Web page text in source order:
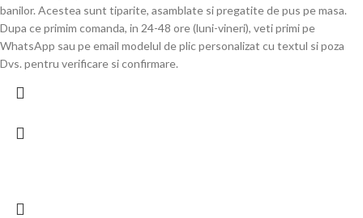
banilor. Acestea sunt tiparite, asamblate si pregatite de pus pe masa.
Dupa ce primim comanda, in 24-48 ore (luni-vineri), veti primi pe
WhatsApp sau pe email modelul de plic personalizat cu textul si poza
Dvs. pentru verificare si confirmare.